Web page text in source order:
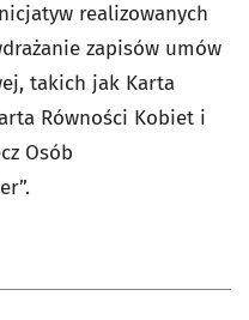
realizowanych
zapisów umów
takich jak Karta
Równości Kobiet i
Osób